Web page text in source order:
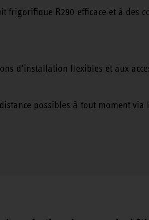
frigorifique R290 efficace et à des
d’installation flexibles et aux
possibles à tout moment via